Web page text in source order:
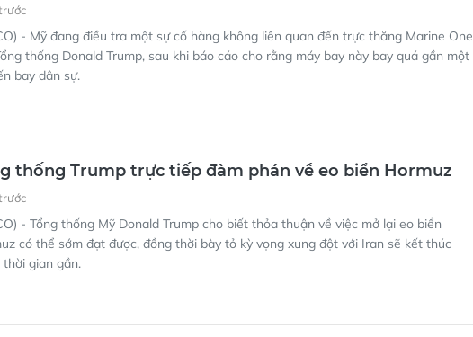
- Mỹ đang điều tra một sự cố hàng không liên quan đến trực thăng Marine One
thống Donald Trump, sau khi báo cáo cho rằng máy bay này bay quá gần một
bay dân sự.
thống Trump trực tiếp đàm phán về eo biển Hormuz
- Tổng thống Mỹ Donald Trump cho biết thỏa thuận về việc mở lại eo biển
có thể sớm đạt được, đồng thời bày tỏ kỳ vọng xung đột với Iran sẽ kết thúc
gian gần.